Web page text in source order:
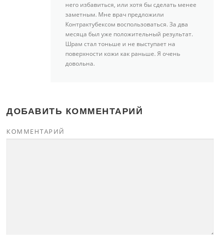
него избавиться, или хотя бы сделать менее
заметным. Мне врач предложили
Контрактубексом воспользоваться. За два
месяца был уже положительный результат.
Шрам стал тоньше и не выступает на
поверхности кожи как раньше. Я очень
довольна.
ДОБАВИТЬ КОММЕНТАРИЙ
КОММЕНТАРИЙ